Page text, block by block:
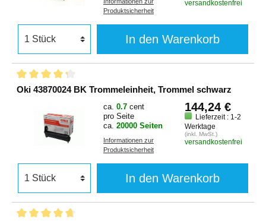
Produktsicherheit
versandkostenfrei
In den Warenkorb
Oki 43870024 BK Trommeleinheit, Trommel schwarz
ca. 0.7 cent
pro Seite
ca. 20000 Seiten
Informationen zur
Produktsicherheit
144,24 €
Lieferzeit : 1-2
Werktage
(inkl. MwSt.)
versandkostenfrei
In den Warenkorb